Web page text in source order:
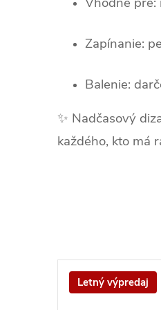
Zapínanie:
Balenie:
✨ Nadčasový
každého, kto má
Letný výpredaj